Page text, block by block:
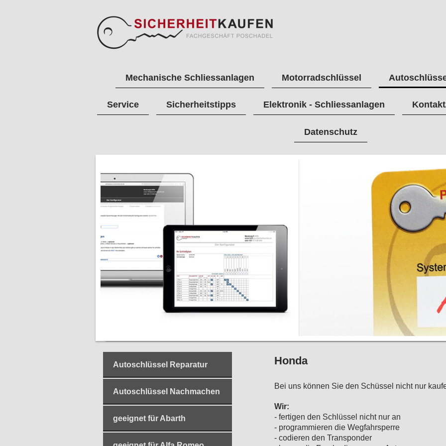
Mechanische Schliessanlagen Motorradschlüssel
Service Sicherheitstipps Elektronik - Schliessanlagen
Datenschutz
Honda
Bei uns können Sie den Schüssel nicht nur
Wir:
- fertigen den Schlüssel nicht nur an
- programmieren die Wegfahrsperre
- codieren den Transponder
Autoschlüssel Reparatur
Autoschlüssel Nachmachen
geeignet für Abarth